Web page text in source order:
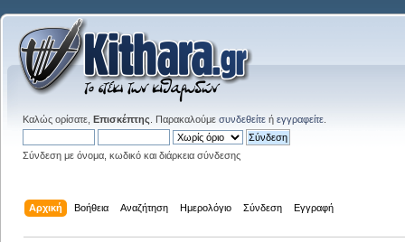
Καλώς ορίσατε, Επισκέπτης . Παρακαλούμε συνδεθείτε ή εγγραφείτε
Σύνδεση με όνομα, κωδικό και διάρκεια σύνδεσης
Αρχική Βοήθεια Αναζήτηση Ημερολόγιο Σύνδεση Εγγραφή